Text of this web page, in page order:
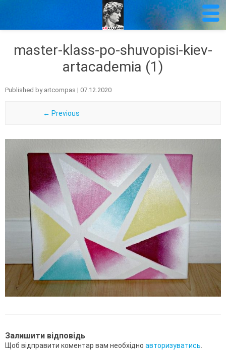
master-klass-po-shuvopisi-kiev-
artacademia (1)
Published by artcompas | 07.12.2020
← Previous
Залишити відповідь
Щоб відправити коментар вам необхідно авторизуватись